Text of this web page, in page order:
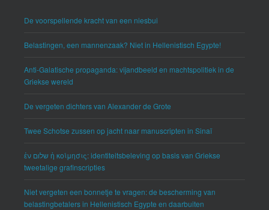
De voorspellende kracht van een niesbui
Belastingen, een mannenzaak? Niet in Hellenistisch Egypte!
Anti-Galatische propaganda: vijandbeeld en machtspolitiek in de
Griekse wereld
De vergeten dichters van Alexander de Grote
Twee Schotse zussen op jacht naar manuscripten in Sinaï
ἐν שלום ἡ κοίμησις: identiteitsbeleving op basis van Griekse
tweetalige grafinscripties
Niet vergeten een bonnetje te vragen: de bescherming van
belastingbetalers in Hellenistisch Egypte en daarbuiten